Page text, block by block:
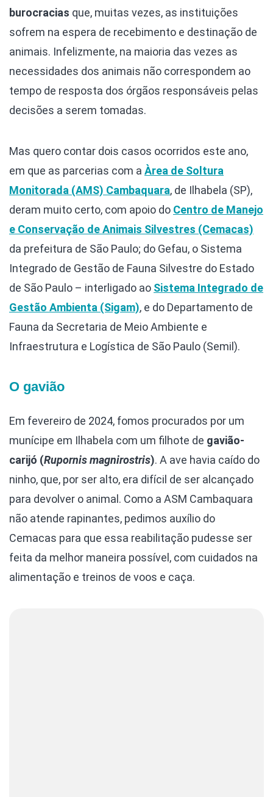
burocracias que, muitas vezes, as instituições
sofrem na espera de recebimento e destinação de
animais. Infelizmente, na maioria das vezes as
necessidades dos animais não correspondem ao
tempo de resposta dos órgãos responsáveis pelas
decisões a serem tomadas.
Mas quero contar dois casos ocorridos este ano,
em que as parcerias com a Àrea de Soltura
Monitorada (AMS) Cambaquara, de Ilhabela (SP),
deram muito certo, com apoio do Centro de Manejo
e Conservação de Animais Silvestres (Cemacas)
da prefeitura de São Paulo; do Gefau, o Sistema
Integrado de Gestão de Fauna Silvestre do Estado
de São Paulo – interligado ao Sistema Integrado de
Gestão Ambienta (Sigam), e do Departamento de
Fauna da Secretaria de Meio Ambiente e
Infraestrutura e Logística de São Paulo (Semil).
O gavião
Em fevereiro de 2024, fomos procurados por um
munícipe em Ilhabela com um filhote de gavião-
carijó (Rupornis magnirostris). A ave havia caído do
ninho, que, por ser alto, era difícil de ser alcançado
para devolver o animal. Como a ASM Cambaquara
não atende rapinantes, pedimos auxílio do
Cemacas para que essa reabilitação pudesse ser
feita da melhor maneira possível, com cuidados na
alimentação e treinos de voos e caça.